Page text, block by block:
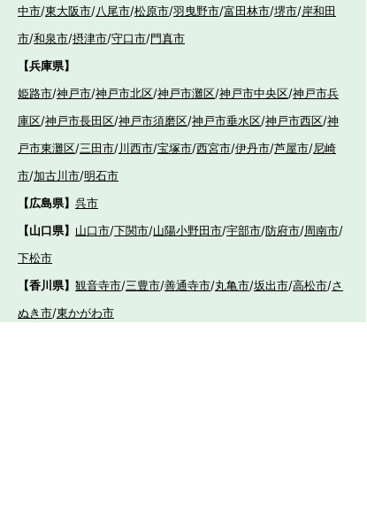
中市/東大阪市/八尾市/松原市/羽曳野市/富田林市/堺市/岸和田
市/和泉市/摂津市/守口市/門真市
【兵庫県】
姫路市/神戸市/神戸市北区/神戸市灘区/神戸市中央区/神戸市兵
庫区/神戸市長田区/神戸市須磨区/神戸市垂水区/神戸市西区/神
戸市東灘区/三田市/川西市/宝塚市/西宮市/伊丹市/芦屋市/尼崎
市/加古川市/明石市
【広島県】 呉市
【山口県】 山口市/下関市/山陽小野田市/宇部市/防府市/周南市/
下松市
【香川県】 観音寺市/三豊市/善通寺市/丸亀市/坂出市/高松市/さ
ぬき市/東かがわ市